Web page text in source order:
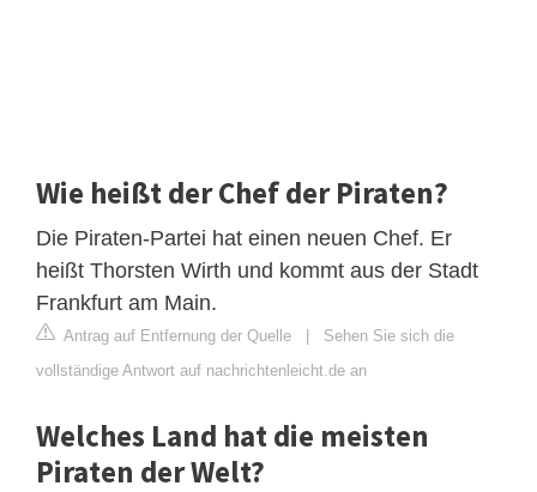
Wie heißt der Chef der Piraten?
Die Piraten-Partei hat einen neuen Chef. Er
heißt Thorsten Wirth und kommt aus der Stadt
Frankfurt am Main.
Antrag auf Entfernung der Quelle | Sehen Sie sich die
vollständige Antwort auf nachrichtenleicht.de an
Welches Land hat die meisten
Piraten der Welt?